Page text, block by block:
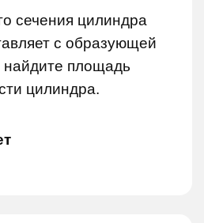
сечения цилиндра
с образующей
найдите площадь
цилиндра.